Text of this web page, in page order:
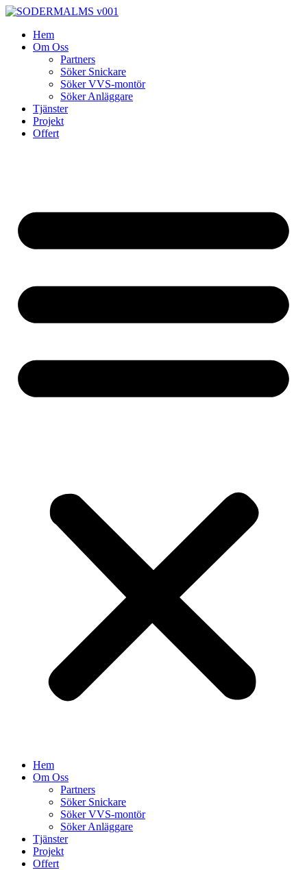
Skip
contentHem
Om Oss
Partners
Söker Snickare
Söker VVS-montör
Söker Anläggare
Tjänster
Projekt
Offert
Hem
Om Oss
Partners
Söker Snickare
Söker VVS-montör
Söker Anläggare
Tjänster
Projekt
Offert